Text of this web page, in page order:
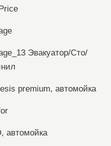
Эвакуатор/Сто/
premium, автомойка
автомойка